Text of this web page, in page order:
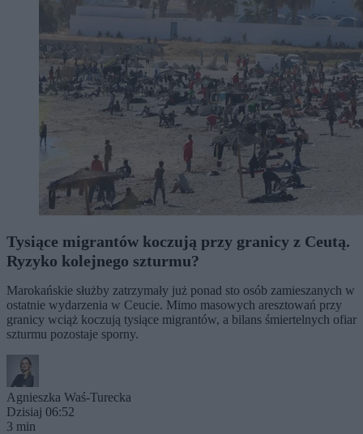
Tysiące migrantów koczują przy granicy z Ceutą.
Ryzyko kolejnego szturmu?
Marokańskie służby zatrzymały już ponad sto osób zamieszanych w
ostatnie wydarzenia w Ceucie. Mimo masowych aresztowań przy
granicy wciąż koczują tysiące migrantów, a bilans śmiertelnych ofiar
szturmu pozostaje sporny.
Agnieszka Waś-Turecka
Dzisiaj 06:52
3 min